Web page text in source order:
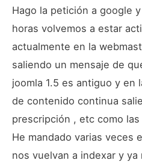
Hago la petición a google
horas volvemos a estar
actualmente en la
saliendo un mensaje de
joomla 1.5 es antiguo y en
de contenido continua
prescripción , etc como las
He mandado varias veces
nos vuelvan a indexar y ya